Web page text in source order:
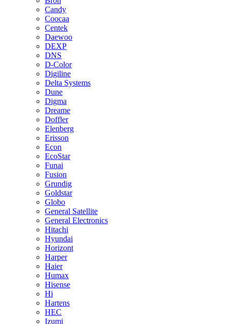
Candy
Coocaa
Centek
Daewoo
DEXP
DNS
D-Color
Digiline
Delta Systems
Dune
Digma
Dreame
Doffler
Elenberg
Erisson
Econ
EcoStar
Funai
Fusion
Grundig
Goldstar
Globo
General Satellite
General Electronics
Hitachi
Hyundai
Horizont
Harper
Haier
Humax
Hisense
Hi
Hartens
HEC
Izumi